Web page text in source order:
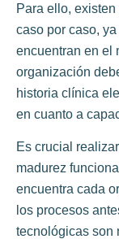
Para ello,
caso por caso,
encuentran en el
organización
historia clínica
en cuanto a
Es crucial
madurez
encuentra cada
los procesos
tecnológicas son